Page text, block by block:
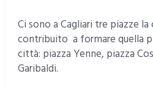
Ci sono a Cagliari tre piazze
contribuito a formare quella
città: piazza Yenne, piazza
Garibaldi.